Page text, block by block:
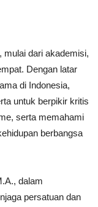
mulai dari akademisi,
Dengan latar
di Indonesia,
untuk berpikir kritis
serta memahami
berbangsa
dalam
persatuan dan